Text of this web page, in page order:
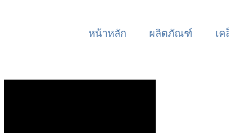
หน้าหลัก ผลิตภัณฑ์ เ